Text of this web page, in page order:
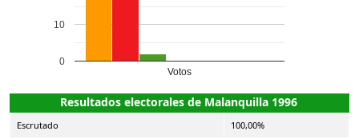
Votos
0
10
Resultados electorales de Malanquilla 1996
Escrutado 100,00%